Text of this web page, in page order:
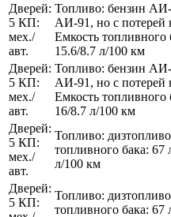
Дверей:
5 КП:
мех./
авт.
Топливо: бензин
АИ-91, но с
Емкость топливного
15.6/8.7 л/100 км
Дверей:
5 КП:
мех./
авт.
Топливо: бензин
АИ-91, но с
Емкость топливного
16/8.7 л/100 км
Дверей:
5 КП:
мех./
авт.
Топливо:
топливного бака: 67
л/100 км
Дверей:
5 КП:
Топливо:
топливного бака: 67